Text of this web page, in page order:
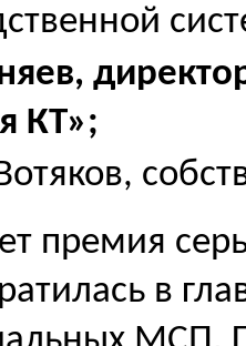
КТ»;
премия
в